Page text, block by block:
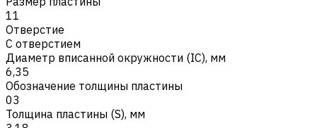
11
Отверстие
С отверстием
Диаметр вписанной окружности (IC), мм
6,35
Обозначение толщины пластины
03
Толщина пластины (S), мм